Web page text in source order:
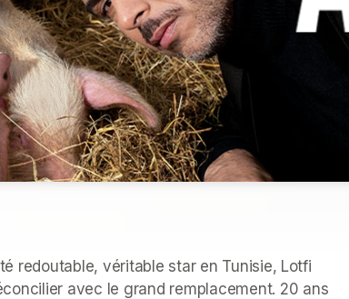
redoutable, véritable star en Tunisie, Lotfi
avec le grand remplacement. 20 ans